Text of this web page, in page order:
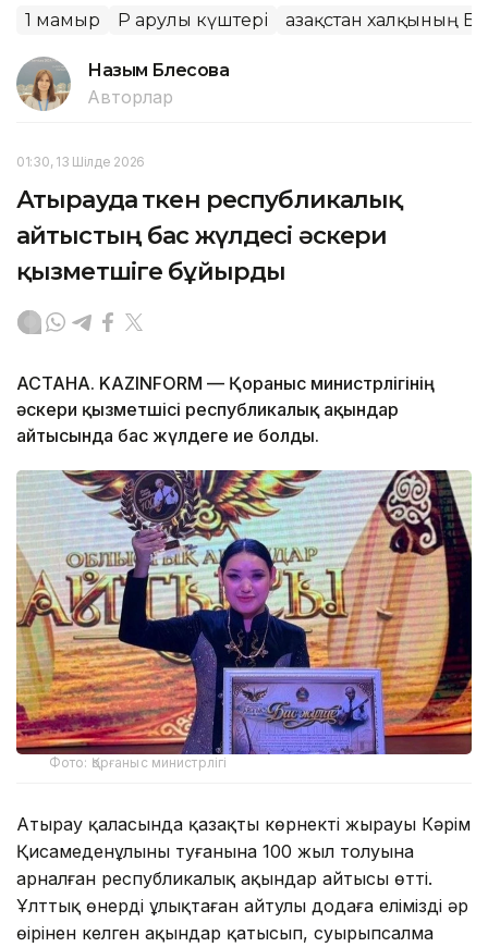
1 мамыр ҚР Қарулы күштері Қазақстан халқының
Назым Бөлесова
Авторлар
01:30, 13 Шілде 2026
Атырауда өткен республикалық
айтыстың бас жүлдесі әскери
қызметшіге бұйырды
АСТАНА. KAZINFORM — Қорғаныс министрлігінің
әскери қызметшісі республикалық ақындар
айтысында бас жүлдеге ие болды.
Фото: Қорғаныс министрлігі
Атырау қаласында қазақтың көрнекті жырауы Кәрім
Қисамеденұлының туғанына 100 жыл толуына
арналған республикалық ақындар айтысы өтті.
Ұлттық өнерді ұлықтаған айтулы додаға еліміздің әр
өңірінен келген ақындар қатысып, суырыпсалма